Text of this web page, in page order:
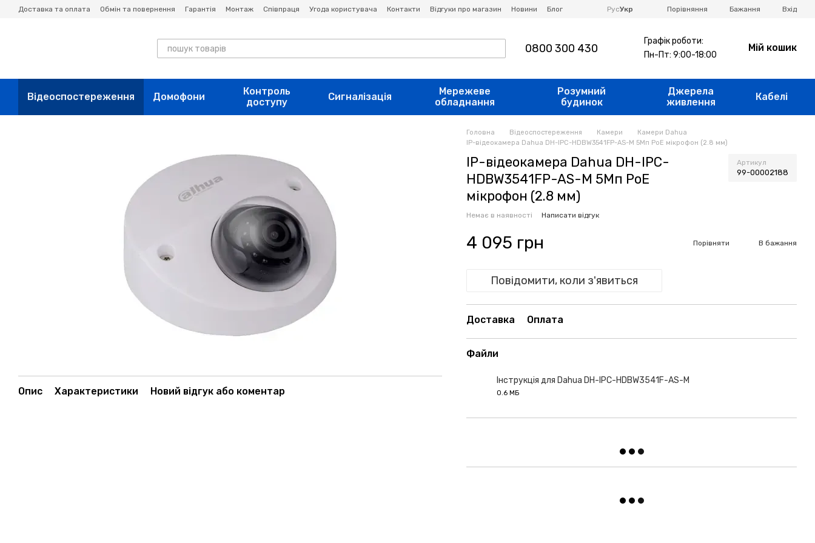
Перейти до основного контенту
Доставка та оплата Обмін та повернення Гарантія Монтаж Співпраця Угода користувача Контакти Відгуки про магазин Новини Блог РусУкр Порівняння Бажання Вхід
0800 300 430
Графік роботи:
Пн-Пт: 9:00-18:00
Мій кошик
Відеоспостереження Домофони
Контроль
доступу
Сигналізація
Мережеве
обладнання
Розумний
будинок
Джерела
живлення
Кабелі
Опис Характеристики Новий відгук або коментар
Головна Відеоспостереження Камери
Камери Dahua
IP-відеокамера Dahua DH-IPC-HDBW3541FP-AS-M 5Мп PoE мікрофон (2.8 мм)
IP-відеокамера Dahua DH-IPC-
HDBW3541FP-AS-M 5Мп PoE
мікрофон (2.8 мм)
Артикул
99-00002188
Немає в наявності Написати відгук
4 095 грн Порівняти В бажання
Повідомити, коли з'явиться
Доставка Оплата
Файли
Інструкція для Dahua DH-IPC-HDBW3541F-AS-M
0.6 МБ